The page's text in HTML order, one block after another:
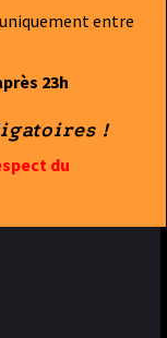
entre
23h
!
du